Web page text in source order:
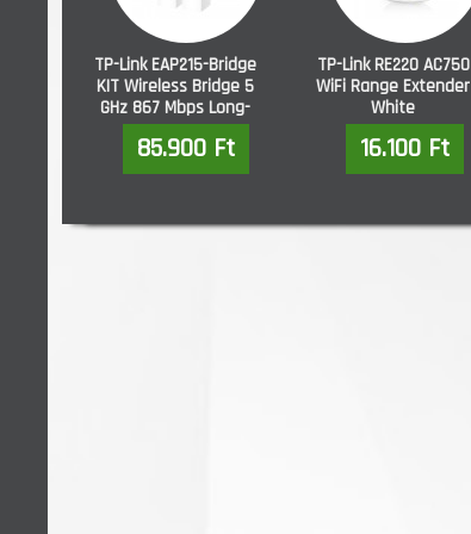
TP-Link EAP215-Bridge
KIT Wireless Bridge 5
GHz 867 Mbps Long-
Range
Indoor/Outdoor
Access Poin
85.900 Ft
TP-Link RE220 AC750
WiFi Range Extender
White
16.100 Ft